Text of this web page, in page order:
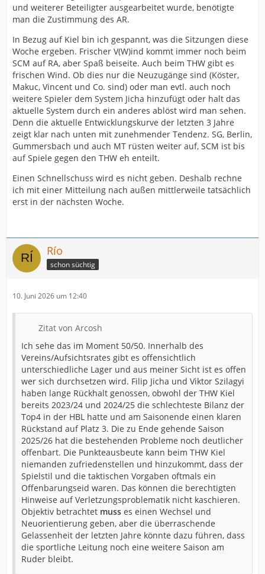
und weiterer Beteiligter ausgearbeitet wurde, benötigte
man die Zustimmung des AR.
In Bezug auf Kiel bin ich gespannt, was die Sitzungen diese
Woche ergeben. Frischer V(W)ind kommt immer noch beim
SCM auf RA, aber Spaß beiseite. Auch beim THW gibt es
frischen Wind. Ob dies nur die Neuzugänge sind (Köster,
Makuc, Vincent und Co. sind) oder man evtl. auch noch
weitere Spieler dem System Jicha hinzufügt oder halt das
aktuelle System durch ein anderes ablöst wird man sehen.
Denn die aktuelle Entwicklungskurve der letzten 3 Jahre
zeigt klar nach unten mit zunehmender Tendenz. SG, Berlin,
Gummersbach und auch MT rüsten weiter auf, SCM ist bis
auf Spiele gegen den THW eh enteilt.
Einen Schnellschuss wird es nicht geben. Deshalb rechne
ich mit einer Mitteilung nach außen mittlerweile tatsächlich
erst in der nächsten Woche.
Río
schon süchtig
10. Juni 2026 um 12:40
Zitat von Arcosh
Ich sehe das im Moment 50/50. Innerhalb des
Vereins/Aufsichtsrates gibt es offensichtlich
unterschiedliche Lager und aus meiner Sicht ist es offen
wer sich durchsetzen wird. Filip Jicha und Viktor Szilagyi
haben lange Rückhalt genossen, obwohl der THW Kiel
bereits 2023/24 und 2024/25 die schlechteste Bilanz der
Top4 in der HBL hatte und am Saisonende einen klaren
Rückstand auf Platz 3. Die zu Ende gehende Saison
2025/26 hat die bestehenden Probleme noch deutlicher
offenbart. Die Punkteausbeute kann beim THW Kiel
niemanden zufriedenstellen und hinzukommt, dass der
Spielstil und die taktischen Vorgaben oftmals ein
Offenbarungseid waren. Das können die berechtigten
Hinweise auf Verletzungsproblematik nicht kaschieren.
Objektiv betrachtet muss es einen Wechsel und
Neuorientierung geben, aber die überraschende
Gelassenheit der letzten Jahre könnte dazu führen, dass
die sportliche Leitung noch eine weitere Saison am
Ruder bleibt.